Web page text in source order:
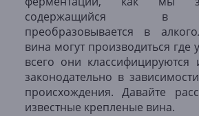
содержащийся в
преобразовывается в
вина могут производиться где
всего они классифицируются
законодательно в
происхождения. Давайте
известные крепленые вина.